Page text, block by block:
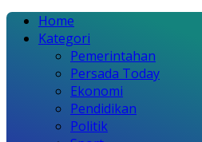
Home
Kategori
Pemerintahan
Persada Today
Ekonomi
Pendidikan
Politik